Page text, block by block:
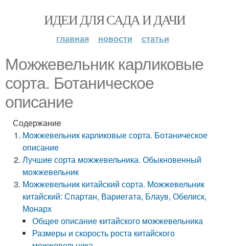
ИДЕИ ДЛЯ САДА И ДАЧИ
главная новости статьи
Можжевельник карликовые
сорта. Ботаническое
описание
Содержание
Можжевельник карликовые сорта. Ботаническое
описание
Лучшие сорта можжевельника. Обыкновенный
можжевельник
Можжевельник китайский сорта. Можжевельник
китайский: Спартан, Вариегата, Блаув, Обелиск,
Монарх
Общее описание китайского можжевельника
Размеры и скорость роста китайского